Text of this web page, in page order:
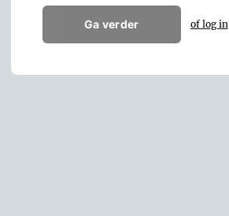
Ga verder of log in